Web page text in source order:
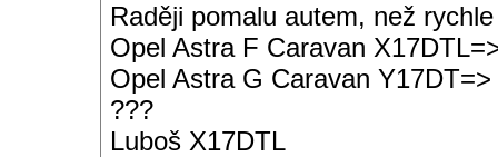
Raději pomalu autem, než
Opel Astra F Caravan
Opel Astra G Caravan Y17DT=>
???
Luboš X17DTL